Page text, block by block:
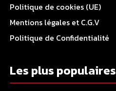
Politique de cookies (UE)
Mentions légales et C.G.V
Politique de Confidentialité
Les plus populaires